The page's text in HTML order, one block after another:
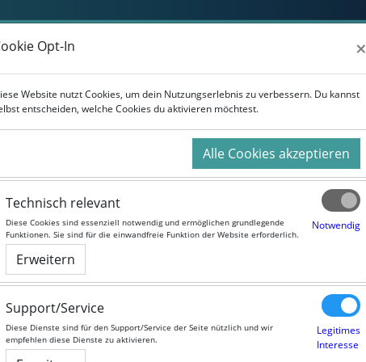
Weiterbildung Studium Für Unternehmen
Opt-In ×
Website nutzt Cookies, um dein Nutzungserlebnis zu verbessern. Du kannst
entscheiden, welche Cookies du aktivieren möchtest.
Alle Cookies akzeptieren
Technisch relevant
Diese Cookies sind essenziell notwendig und ermöglichen grundlegende
Funktionen. Sie sind für die einwandfreie Funktion der Website erforderlich.
Notwendig
Erweitern
Support/Service
Diese Dienste sind für den Support/Service der Seite nützlich und wir
empfehlen diese Dienste zu aktivieren.
Legitimes
Interesse
Opt-In ×
Website nutzt Cookies, um dein Nutzungserlebnis zu verbessern. Du kannst
entscheiden, welche Cookies du aktivieren möchtest.
Alle Cookies akzeptieren
Technisch relevant
Diese Cookies sind essenziell notwendig und ermöglichen grundlegende
Funktionen. Sie sind für die einwandfreie Funktion der Website erforderlich.
Notwendig
Erweitern
Support/Service
Diese Dienste sind für den Support/Service der Seite nützlich und wir
empfehlen diese Dienste zu aktivieren.
Legitimes
Interesse